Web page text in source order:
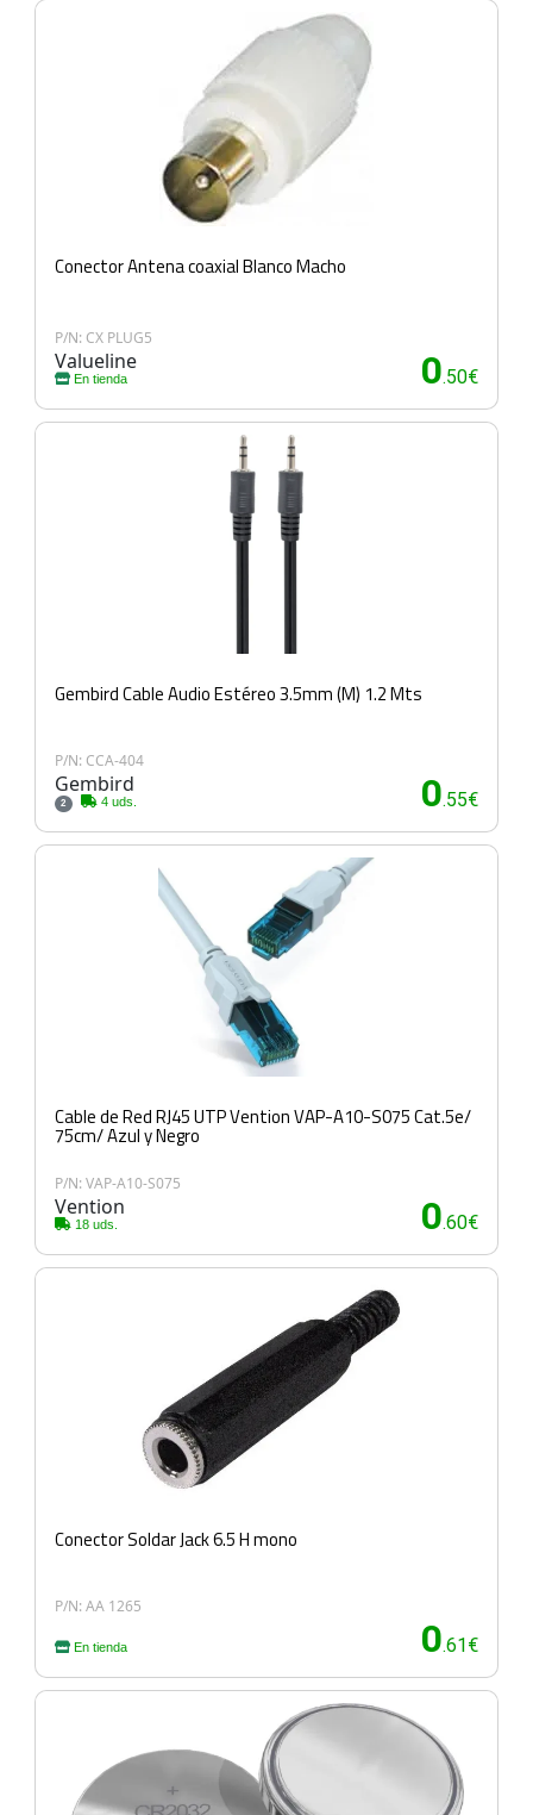
Conector Antena coaxial Blanco Macho
P/N: CX PLUG5
Valueline
En tienda 0.50€
Gembird Cable Audio Estéreo 3.5mm (M) 1.2 Mts
P/N: CCA-404
Gembird
2 4 uds. 0.55€
Cable de Red RJ45 UTP Vention VAP-A10-S075 Cat.5e/
75cm/ Azul y Negro
P/N: VAP-A10-S075
Vention
18 uds. 0.60€
Conector Soldar Jack 6.5 H mono
P/N: AA 1265
En tienda 0.61€